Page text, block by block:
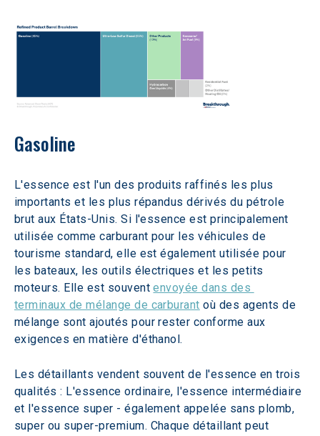
Gasoline
L'essence est l'un des produits raffinés les plus
importants et les plus répandus dérivés du pétrole
brut aux États-Unis. Si l'essence est principalement
utilisée comme carburant pour les véhicules de
tourisme standard, elle est également utilisée pour
les bateaux, les outils électriques et les petits
moteurs. Elle est souvent envoyée dans des
terminaux de mélange de carburant où des agents de
mélange sont ajoutés pour rester conforme aux
exigences en matière d'éthanol.
Les détaillants vendent souvent de l'essence en trois
qualités : L'essence ordinaire, l'essence intermédiaire
et l'essence super - également appelée sans plomb,
super ou super-premium. Chaque détaillant peut